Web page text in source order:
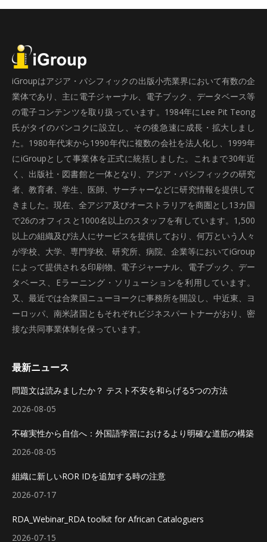
iGroupはアジア・パシフィックの出版小売業界において有数の企
業体であり、主に電子ジャーナル、電子ブック、データベース等
の電子コンテンツを取り扱っています。1984年にLee Pit Teong
氏がタイのバンコクに設立し、その後急速に成長・拡大しまし
た。1980年代末から1990年代に複数の会社を法人化し、1999年
にiGroupとして事業体を正式に統括しました。これまで30年近
く、出版社・図書館と一体となり、アジア・パシフィックの研究
者、教育者、学生、医師、サーチャーなどに研究情報を提供して
きました。現在、全アジア及びオーストラリアを商圏とし13カ国
で26のオフィスと1000名以上のスタッフを有しています。1,500
以上の組織及び法人にサービスを提供しており、何万という人々
が学校、大学、専門学校、研究所、病院、企業等においてiGroup
によって提供される印刷物、電子ジャーナル、電子ブック、デー
タベース、Eラーニング・ソリューションを利用しています。
又、最近では合衆国ニューヨークに事務所を開設し、中近東、ヨ
ーロッパ、南米諸国ともそれぞれビジネスパートナーがおり、密
接な共同事業体制を保っています。
最新ニュース
問題文は読みましたか？ テスト不安を和らげる5つの方法
2026-08-05
不確実性から自信へ：外国語学習におけるより明確な道筋の構築
2026-08-05
組織に新しいROR IDを追加する時の注意
2026-07-17
RDA_Webinar_RDA toolkit for African Cataloguers
2026-07-15